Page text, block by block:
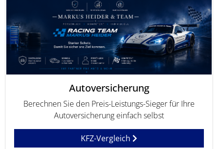
Autoversicherung
Berechnen Sie den Preis-Leistungs-Sieger für Ihre
Autoversicherung einfach selbst
KFZ-Vergleich